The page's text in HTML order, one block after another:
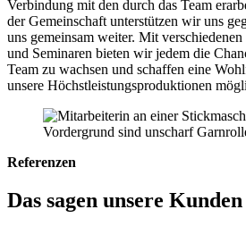
Verbindung mit den durch das Team
der Gemeinschaft unterstützen wir uns
uns gemeinsam weiter. Mit
und Seminaren bieten wir jedem die
Team zu wachsen und schaffen eine
unsere Höchstleistungsproduktionen
Referenzen
Das sagen unsere Kunden